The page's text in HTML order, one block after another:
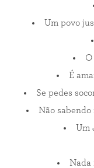
Um povo
É
Se pedes
Não
Um
Nada